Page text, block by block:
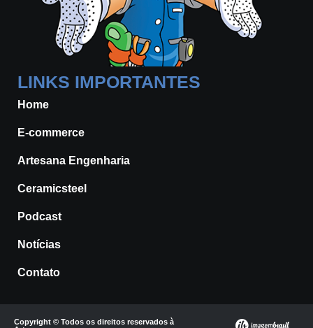
LINKS IMPORTANTES
Home
E-commerce
Artesana Engenharia
Ceramicsteel
Podcast
Notícias
Contato
Copyright © Todos os direitos reservados à